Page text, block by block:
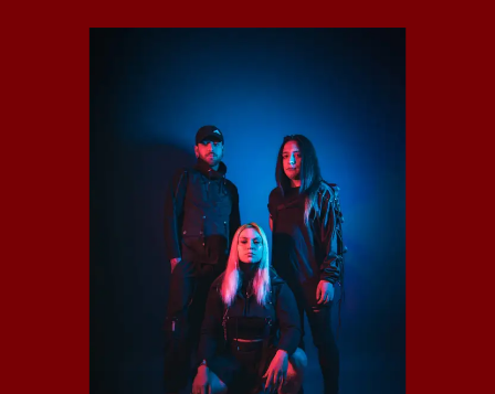
KILLA REVIVER